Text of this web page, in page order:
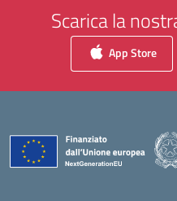
Scarica la
App Store